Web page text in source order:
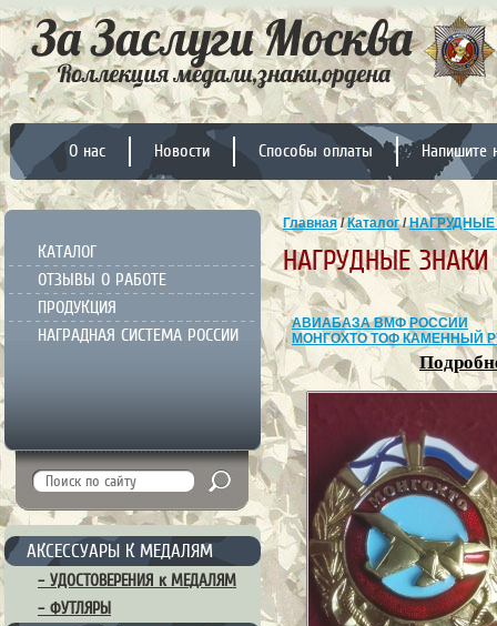
О нас Новости Способы оплаты Напишите
КАТАЛОГ
ОТЗЫВЫ О РАБОТЕ
ПРОДУКЦИЯ
НАГРАДНАЯ СИСТЕМА РОССИИ
АКСЕССУАРЫ К МЕДАЛЯМ
– УДОСТОВЕРЕНИЯ к МЕДАЛЯМ
– ФУТЛЯРЫ
Главная/Каталог/НАГРУДНЫЕ
НАГРУДНЫЕ
АВИАБАЗА ВМФ РОССИИ
МОНГОХТО ТОФ КАМЕННЫЙ